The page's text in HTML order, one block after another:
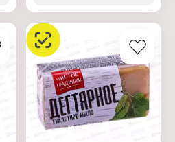
(CI 77891), жёлтый
краситель (CI 19140),
синий краситель (CI
74160).
Характеристики:
Производитель: Nefis
Cosmetics
Тип товара: Мыло
Назначение: туалетное